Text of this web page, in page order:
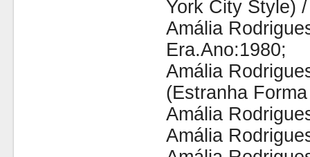
York City Style)
Amália
Era.Ano:1980;
Amália
(Estranha
Amália
Amália